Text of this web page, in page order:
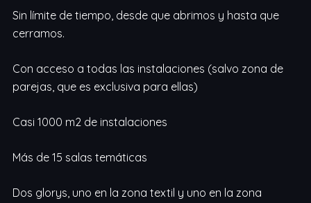
Sin límite de tiempo, desde que abrimos y hasta que
cerramos.
Con acceso a todas las instalaciones (salvo zona de
parejas, que es exclusiva para ellas)
Casi 1000 m2 de instalaciones
Más de 15 salas temáticas
Dos glorys, uno en la zona textil y uno en la zona